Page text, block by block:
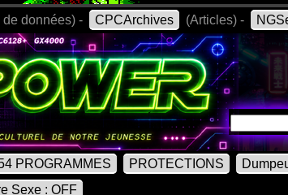
de données) - CPCArchives (Articles) -
PROGRAMMES PROTECTIONS
Sexe : OFF